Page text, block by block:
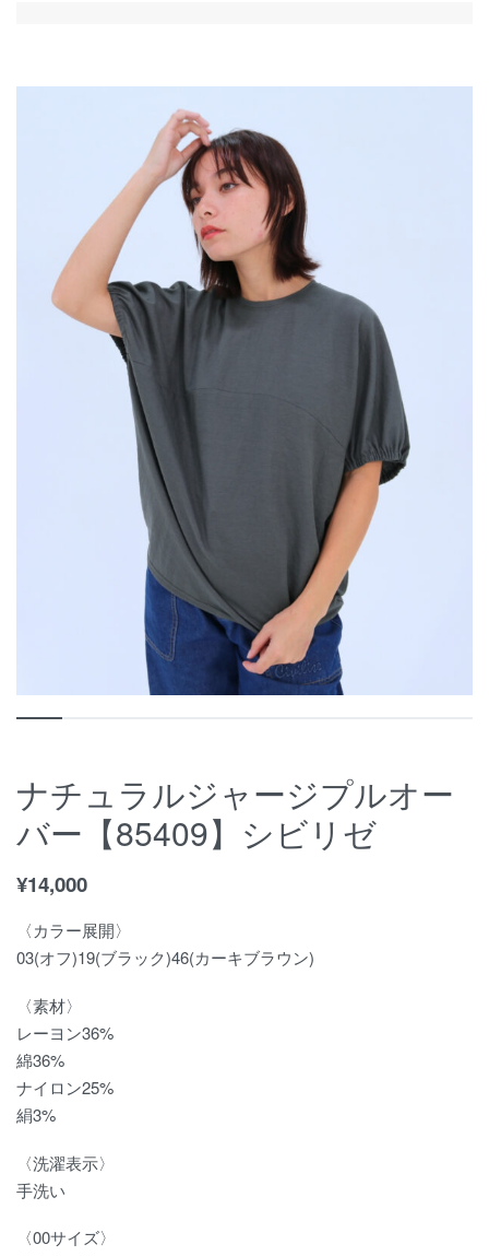
ナチュラルジャージプルオー
バー【85409】シビリゼ
¥14,000
〈カラー展開〉
03(オフ)19(ブラック)46(カーキブラウン)
〈素材〉
レーヨン36%
綿36%
ナイロン25%
絹3%
〈洗濯表示〉
手洗い
〈00サイズ〉